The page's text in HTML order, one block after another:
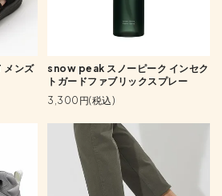
メンズ
snow peak スノーピーク インセク
トガードファブリックスプレー
3,300円(税込)